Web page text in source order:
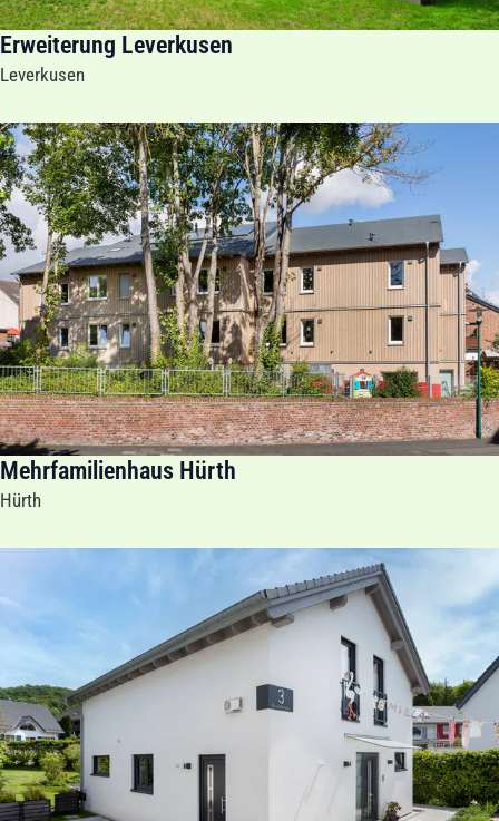
Erweiterung Leverkusen
Leverkusen
Mehrfamilienhaus Hürth
Hürth